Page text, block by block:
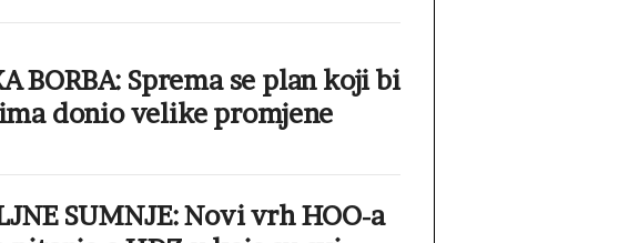
BORBA: Sprema se plan koji bi
donio velike promjene
SUMNJE: Novi vrh HOO-a